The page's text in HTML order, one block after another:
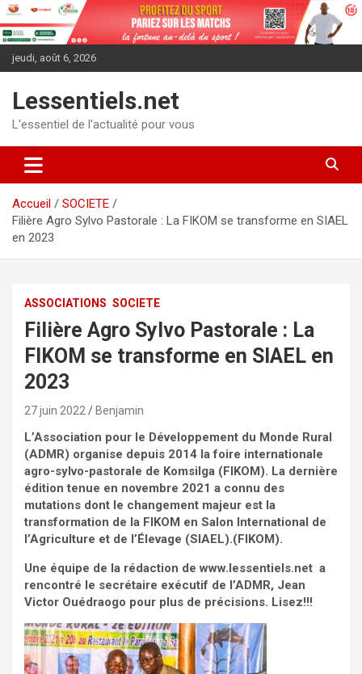
Aller
au
contenu
jeudi, août 6, 2026
Lessentiels.net
L'essentiel de l'actualité pour vous
Accueil
SOCIETE
Filière Agro Sylvo Pastorale : La FIKOM se transforme en SIAEL
en 2023
ASSOCIATIONS SOCIETE
Filière Agro Sylvo Pastorale : La
FIKOM se transforme en SIAEL en
2023
27 juin 2022 Benjamin
L’Association pour le Développement du Monde Rural
(ADMR) organise depuis 2014 la foire internationale
agro-sylvo-pastorale de Komsilga (FIKOM). La dernière
édition tenue en novembre 2021 a connu des
mutations dont le changement majeur est la
transformation de la FIKOM en Salon International de
l’Agriculture et de l’Élevage (SIAEL).(FIKOM).
Une équipe de la rédaction de www.lessentiels.net a
rencontré le secrétaire exécutif de l’ADMR, Jean
Victor Ouédraogo pour plus de précisions. Lisez!!!